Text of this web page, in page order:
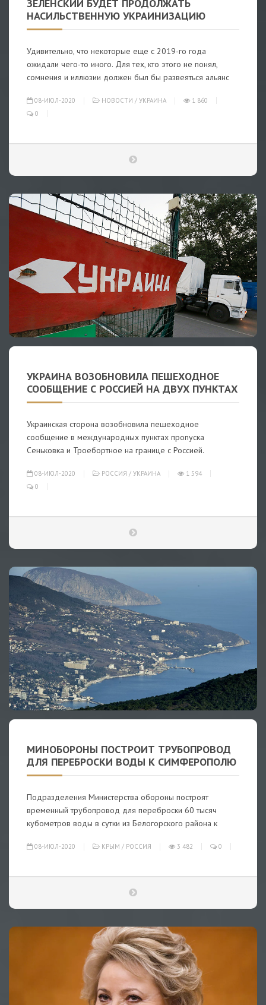
ЗЕЛЕНСКИЙ БУДЕТ ПРОДОЛЖАТЬ
НАСИЛЬСТВЕННУЮ УКРАИНИЗАЦИЮ
Удивительно, что некоторые еще с 2019-го года
ожидали чего-то иного. Для тех, кто этого не понял,
сомнения и иллюзии должен был бы развеяться альянс
08-ИЮЛ-2020 НОВОСТИ / УКРАИНА
1 860
0
УКРАИНА ВОЗОБНОВИЛА ПЕШЕХОДНОЕ
СООБЩЕНИЕ С РОССИЕЙ НА ДВУХ ПУНКТАХ
Украинская сторона возобновила пешеходное
сообщение в международных пунктах пропуска
Сеньковка и Троебортное на границе с Россией.
08-ИЮЛ-2020 РОССИЯ / УКРАИНА
1 594
0
МИНОБОРОНЫ ПОСТРОИТ ТРУБОПРОВОД
ДЛЯ ПЕРЕБРОСКИ ВОДЫ К СИМФЕРОПОЛЮ
Подразделения Министерства обороны построят
временный трубопровод для переброски 60 тысяч
кубометров воды в сутки из Белогорского района к
08-ИЮЛ-2020 КРЫМ / РОССИЯ 3 482 0